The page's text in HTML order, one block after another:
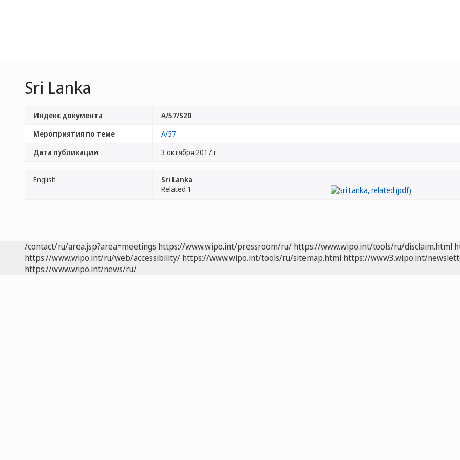
Sri Lanka
Индекс документа
A/57/S20
Мероприятия по теме
A/57
Дата публикации
3 октября 2017 г.
English
Sri Lanka
Related 1
/contact/ru/area.jsp?area=meetings https://www.wipo.int/pressroom/ru/ https://www.wipo.int/tools/ru/disclaim.html
https://www.wipo.int/ru/web/accessibility/ https://www.wipo.int/tools/ru/sitemap.html https://www3.wipo.int/
https://www.wipo.int/news/ru/